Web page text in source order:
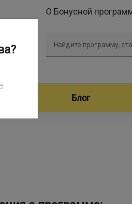
О Бонусной
Найдите программу,
Блог